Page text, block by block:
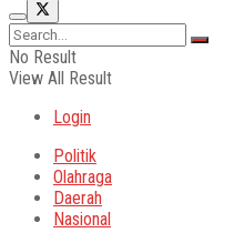
No Result
View All Result
Login
Politik
Olahraga
Daerah
Nasional